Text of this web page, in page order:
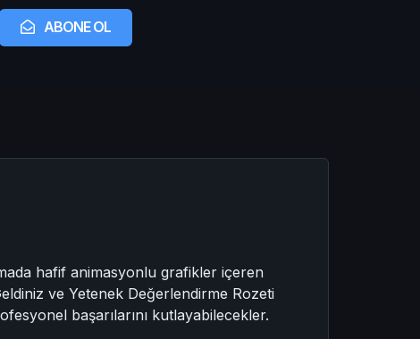
ABONE OL
hafif animasyonlu grafikler içeren
ve Yetenek Değerlendirme Rozeti
başarılarını kutlayabilecekler.